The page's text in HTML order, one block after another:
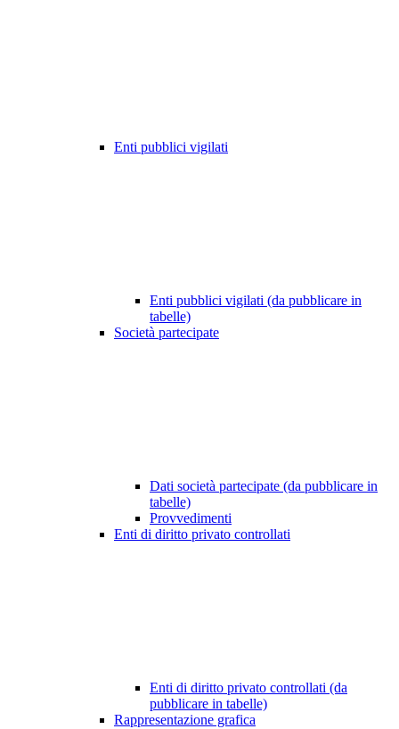
Enti pubblici vigilati
Enti pubblici vigilati (da pubblicare in
tabelle)
Società partecipate
Dati società partecipate (da pubblicare in
tabelle)
Provvedimenti
Enti di diritto privato controllati
Enti di diritto privato controllati (da
pubblicare in tabelle)
Rappresentazione grafica